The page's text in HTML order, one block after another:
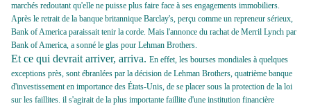
marchés redoutant qu'elle ne puisse plus faire face à ses engagements immobiliers.
Après le retrait de la banque britannique Barclay's, perçu comme un repreneur sérieux,
Bank of America paraissait tenir la corde. Mais l'annonce du rachat de Merril Lynch par
Bank of America, a sonné le glas pour Lehman Brothers.
Et ce qui devrait arriver, arriva. En effet, les bourses mondiales à quelques
exceptions près, sont ébranlées par la décision de Lehman Brothers, quatrième banque
d'investissement en importance des États-Unis, de se placer sous la protection de la loi
sur les faillites. il s'agirait de la plus importante faillite d'une institution financière